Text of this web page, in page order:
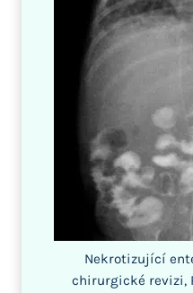
Nekrotizující
chirurgické revizi,